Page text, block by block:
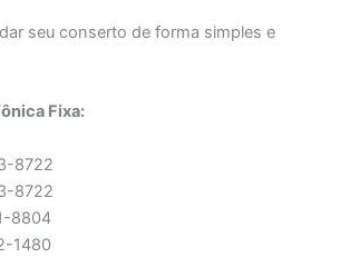
seu conserto de forma simples e
Fixa:
8722
8722
8804
1480